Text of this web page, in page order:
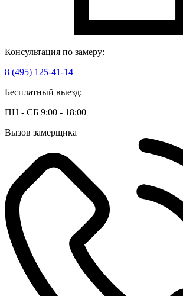
Консультация по замеру:
8 (495) 125-41-14
Бесплатный выезд:
ПН - СБ 9:00 - 18:00
Вызов замерщика